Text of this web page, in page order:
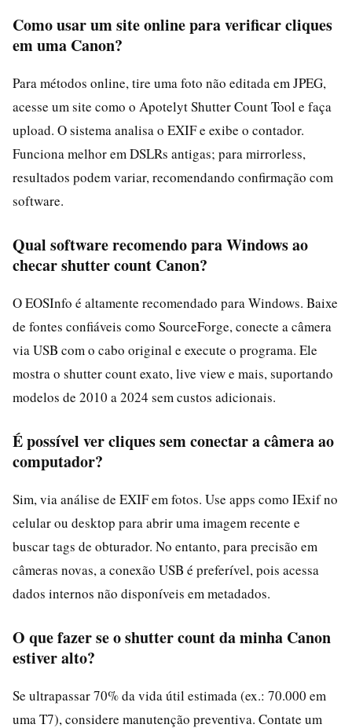
Como usar um site online para verificar cliques
em uma Canon?
Para métodos online, tire uma foto não editada em JPEG,
acesse um site como o Apotelyt Shutter Count Tool e faça
upload. O sistema analisa o EXIF e exibe o contador.
Funciona melhor em DSLRs antigas; para mirrorless,
resultados podem variar, recomendando confirmação com
software.
Qual software recomendo para Windows ao
checar shutter count Canon?
O EOSInfo é altamente recomendado para Windows. Baixe
de fontes confiáveis como SourceForge, conecte a câmera
via USB com o cabo original e execute o programa. Ele
mostra o shutter count exato, live view e mais, suportando
modelos de 2010 a 2024 sem custos adicionais.
É possível ver cliques sem conectar a câmera ao
computador?
Sim, via análise de EXIF em fotos. Use apps como IExif no
celular ou desktop para abrir uma imagem recente e
buscar tags de obturador. No entanto, para precisão em
câmeras novas, a conexão USB é preferível, pois acessa
dados internos não disponíveis em metadados.
O que fazer se o shutter count da minha Canon
estiver alto?
Se ultrapassar 70% da vida útil estimada (ex.: 70.000 em
uma T7), considere manutenção preventiva. Contate um